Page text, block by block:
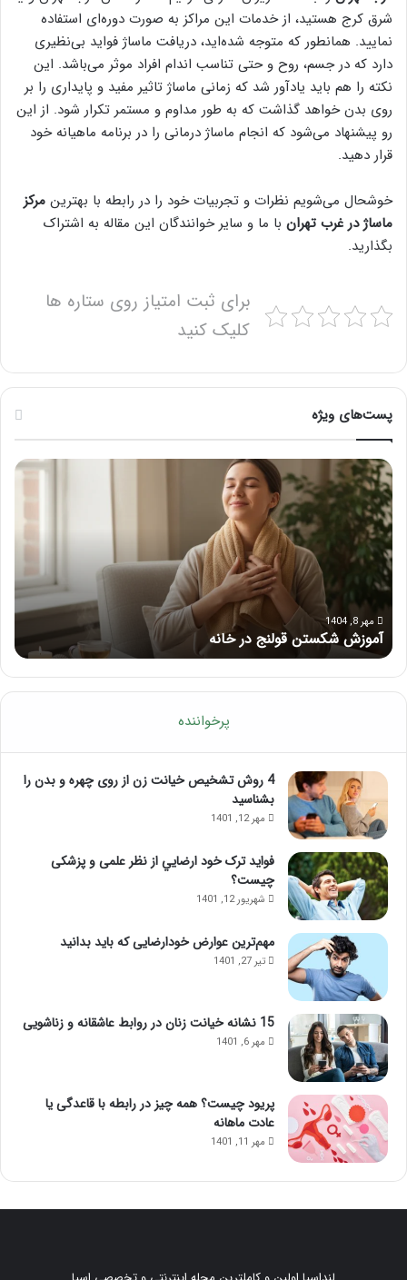
شرق کرج هستید، از خدمات این مراکز به صورت دوره‌ای استفاده
نمایید. همانطور که متوجه شده‌اید، دریافت ماساژ فواید بی‌نظیری
دارد که در جسم، روح و حتی تناسب اندام افراد موثر می‌باشد. این
نکته را هم باید یادآور شد که زمانی ماساژ تاثیر مفید و پایداری را بر
روی بدن خواهد گذاشت که به طور مداوم و مستمر تکرار شود. از این
رو پیشنهاد می‌شود که انجام ماساژ درمانی را در برنامه ماهیانه خود
قرار دهید.
خوشحال می‌شویم نظرات و تجربیات خود را در رابطه با بهترین مرکز
ماساژ در غرب تهران با ما و سایر خوانندگان این مقاله به اشتراک
بگذارید.
برای ثبت امتیاز روی ستاره ها
کلیک کنید
پست‌های ویژه
ماساژ
برای
بهبود
تمرکز
ذهنی؛
با
این
ماساژ
حواس‌جمع
شوید!
مرداد 6, 1404
ماساژ برای بهبود تمرکز ذهنی؛ با این ماساژ حواس‌جمع شوید!
از
ژل
پرخواننده
4 روش تشخیص خیانت زن از روی چهره و بدن را
بشناسید
مهر 12, 1401
فواید ترک خود ارضايي از نظر علمی و پزشکی
چیست؟
شهریور 12, 1401
مهم‌ترین عوارض خودارضایی که باید بدانید
تیر 27, 1401
15 نشانه خیانت زنان در روابط عاشقانه و زناشویی
مهر 6, 1401
پریود چیست؟ همه چیز در رابطه با قاعدگی یا
عادت ماهانه
مهر 11, 1401